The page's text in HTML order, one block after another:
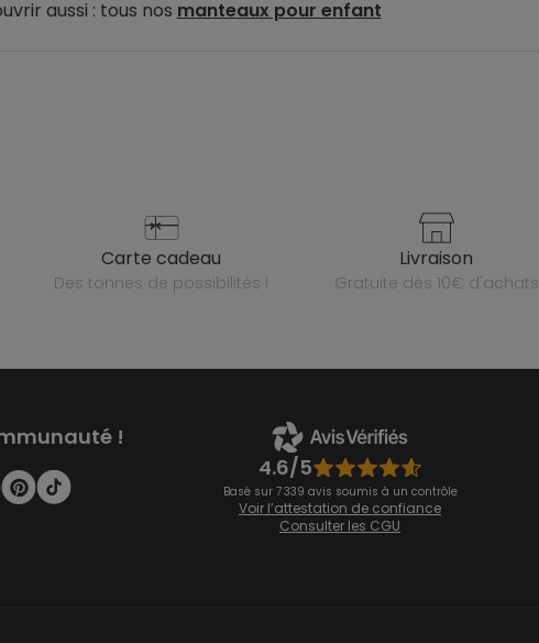
aussi : tous nos manteaux pour enfant
carte cadeau
des tonnes de possibilités !
livraison
gratuite dès 10€ d'achats
!
4.6/5
Basé sur 7 339 avis soumis à un contrôle
Voir l’attestation de confiance
Consulter les CGU